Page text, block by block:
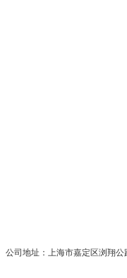
公司地址：上海市嘉定区